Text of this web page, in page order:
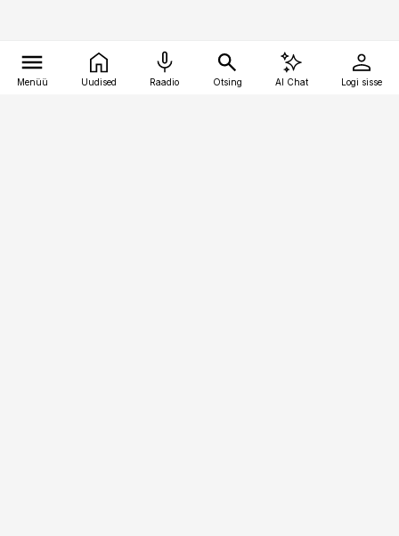
Menüü Uudised Raadio Otsing AI Chat Logi sisse